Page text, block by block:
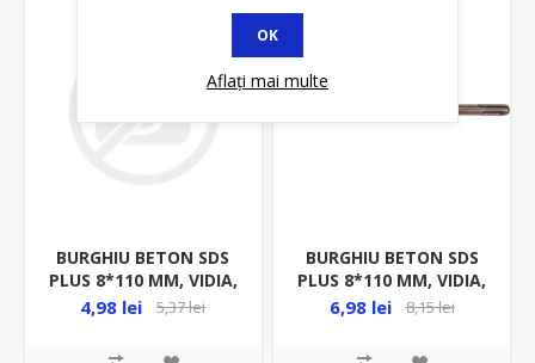
BURGHIU BETON SDS
PLUS 8*110 MM, VIDIA,
23670
4,98 lei 5,37 lei
BURGHIU BETON SDS
PLUS 8*110 MM, VIDIA,
YT-4204
6,98 lei 8,15 lei
OK
Aflați mai multe